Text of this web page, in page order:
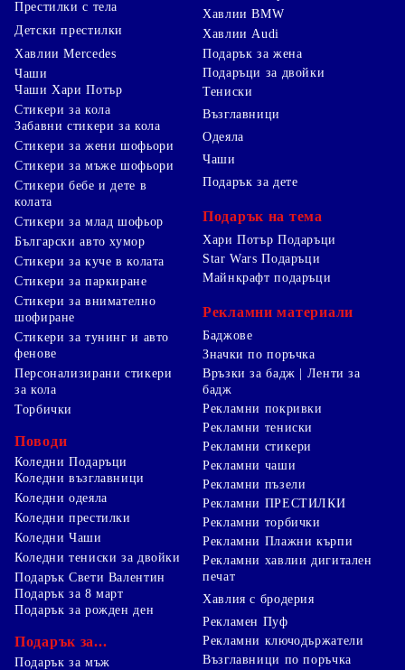
Престилки с тела
Детски престилки
Хавлии BMW
Хавлии Audi
Хавлии Mercedes
Чаши
Чаши Хари Потър
Стикери за кола
Забавни стикери за кола
Стикери за жени шофьори
Стикери за мъже шофьори
Стикери бебе и дете в
колата
Стикери за млад шофьор
Български авто хумор
Стикери за куче в колата
Стикери за паркиране
Стикери за внимателно
шофиране
Стикери за тунинг и авто
фенове
Персонализирани стикери
за кола
Торбички
Поводи
Коледни Подаръци
Коледни възглавници
Коледни одеяла
Коледни престилки
Коледни Чаши
Коледни тениски за двойки
Подарък Свети Валентин
Подарък за 8 март
Подарък за рожден ден
Подарък за...
Подарък за мъж
Подарък за жена
Подаръци за двойки
Тениски
Възглавници
Одеяла
Чаши
Подарък за дете
Подарък на тема
Хари Потър Подаръци
Star Wars Подаръци
Майнкрафт подаръци
Рекламни материали
Баджове
Значки по поръчка
Връзки за бадж | Ленти за
бадж
Рекламни покривки
Рекламни тениски
Рекламни стикери
Рекламни чаши
Рекламни пъзели
Рекламни ПРЕСТИЛКИ
Рекламни торбички
Рекламни Плажни кърпи
Рекламни хавлии дигитален
печат
Хавлия с бродерия
Рекламен Пуф
Рекламни ключодържатели
Възглавници по поръчка